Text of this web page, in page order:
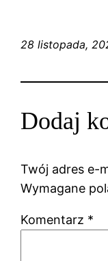
28 listopada,
Dodaj
Twój adres e-
Wymagane
Komentarz *